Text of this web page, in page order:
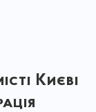
Києві